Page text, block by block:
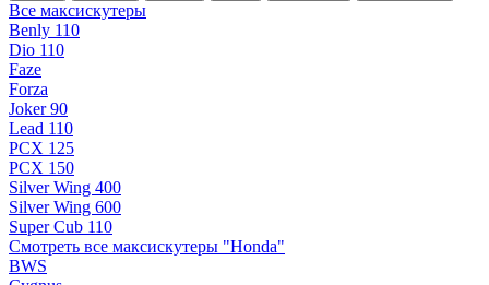
Все максискутеры
Benly 110
Dio 110
Faze
Forza
Joker 90
Lead 110
PCX 125
PCX 150
Silver Wing 400
Silver Wing 600
Super Cub 110
Смотреть все максискутеры "Honda"
BWS